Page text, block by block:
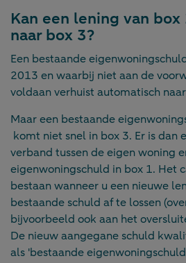
Kan een lening van
naar box 3?
Een bestaande
2013 en waarbij niet aan de
voldaan verhuist automatisch
Maar een bestaande
komt niet snel in box 3. Er is dan
verband tussen de eigen woning
eigenwoningschuld in box 1. Het
bestaan wanneer u een nieuwe
bestaande schuld af te lossen
bijvoorbeeld ook aan het
De nieuw aangegane schuld
als 'bestaande